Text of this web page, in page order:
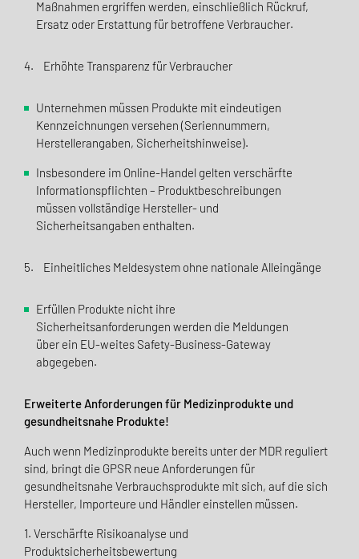
Maßnahmen ergriffen werden, einschließlich Rückruf,
Ersatz oder Erstattung für betroffene Verbraucher.
4. Erhöhte Transparenz für Verbraucher
Unternehmen müssen Produkte mit eindeutigen
Kennzeichnungen versehen (Seriennummern,
Herstellerangaben, Sicherheitshinweise).
Insbesondere im Online-Handel gelten verschärfte
Informationspflichten – Produktbeschreibungen
müssen vollständige Hersteller- und
Sicherheitsangaben enthalten.
5. Einheitliches Meldesystem ohne nationale Alleingänge
Erfüllen Produkte nicht ihre
Sicherheitsanforderungen werden die Meldungen
über ein EU-weites Safety-Business-Gateway
abgegeben.
Erweiterte Anforderungen für Medizinprodukte und
gesundheitsnahe Produkte!
Auch wenn Medizinprodukte bereits unter der MDR reguliert
sind, bringt die GPSR neue Anforderungen für
gesundheitsnahe Verbrauchsprodukte mit sich, auf die sich
Hersteller, Importeure und Händler einstellen müssen.
1. Verschärfte Risikoanalyse und
Produktsicherheitsbewertung